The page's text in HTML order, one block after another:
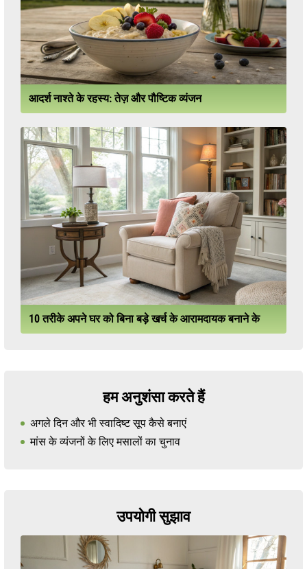
आदर्श नाश्ते के रहस्य: तेज़ और पौष्टिक व्यंजन
10 तरीके अपने घर को बिना बड़े खर्च के आरामदायक बनाने के
हम अनुशंसा करते हैं
अगले दिन और भी स्वादिष्ट सूप कैसे बनाएं
मांस के व्यंजनों के लिए मसालों का चुनाव
उपयोगी सुझाव